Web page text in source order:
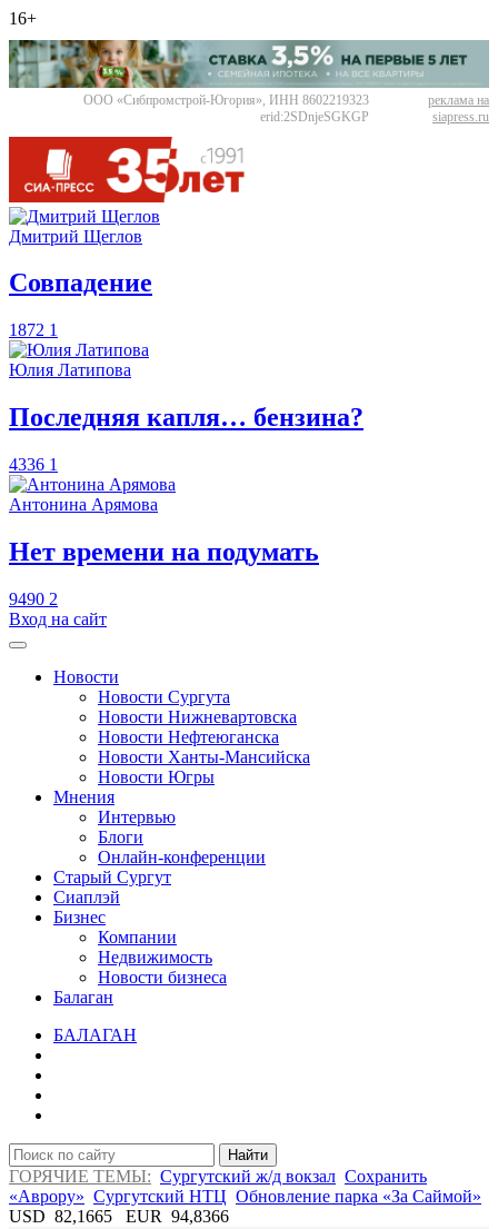
16+
ООО «Сибпромстрой-Югория», ИНН 8602219323
erid:2SDnjeSGKGP
реклама на
siapress.ru
Дмитрий Щеглов
​Совпадение
1872 1
Юлия Латипова
​Последняя капля… бензина?
4336 1
Антонина Арямова
​Нет времени на подумать
9490 2
Вход на сайт
Новости
Новости Сургута
Новости Нижневартовска
Новости Нефтеюганска
Новости Ханты-Мансийска
Новости Югры
Мнения
Интервью
Блоги
Онлайн-конференции
Старый Сургут
Сиаплэй
Бизнес
Компании
Недвижимость
Новости бизнеса
Балаган
БАЛАГАН
Найти
ГОРЯЧИЕ ТЕМЫ: Сургутский ж/д вокзал Сохранить
«Аврору» Сургутский НТЦ Обновление парка «За Саймой»
USD 82,1665 EUR 94,8366